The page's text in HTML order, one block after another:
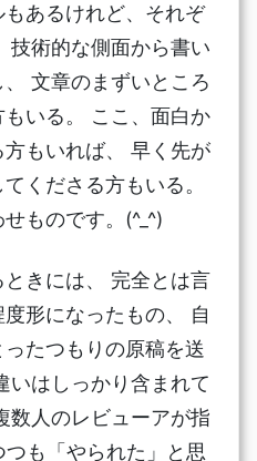
あるけれど、それぞ
技術的な側面から書い
文章のまずいところ
いる。 ここ、面白か
もいれば、 早く先が
くださる方もいる。
ものです。(^_^)
きには、 完全とは言
形になったもの、 自
たつもりの原稿を送
いはしっかり含まれて
数人のレビューアが指
も「やられた」と思